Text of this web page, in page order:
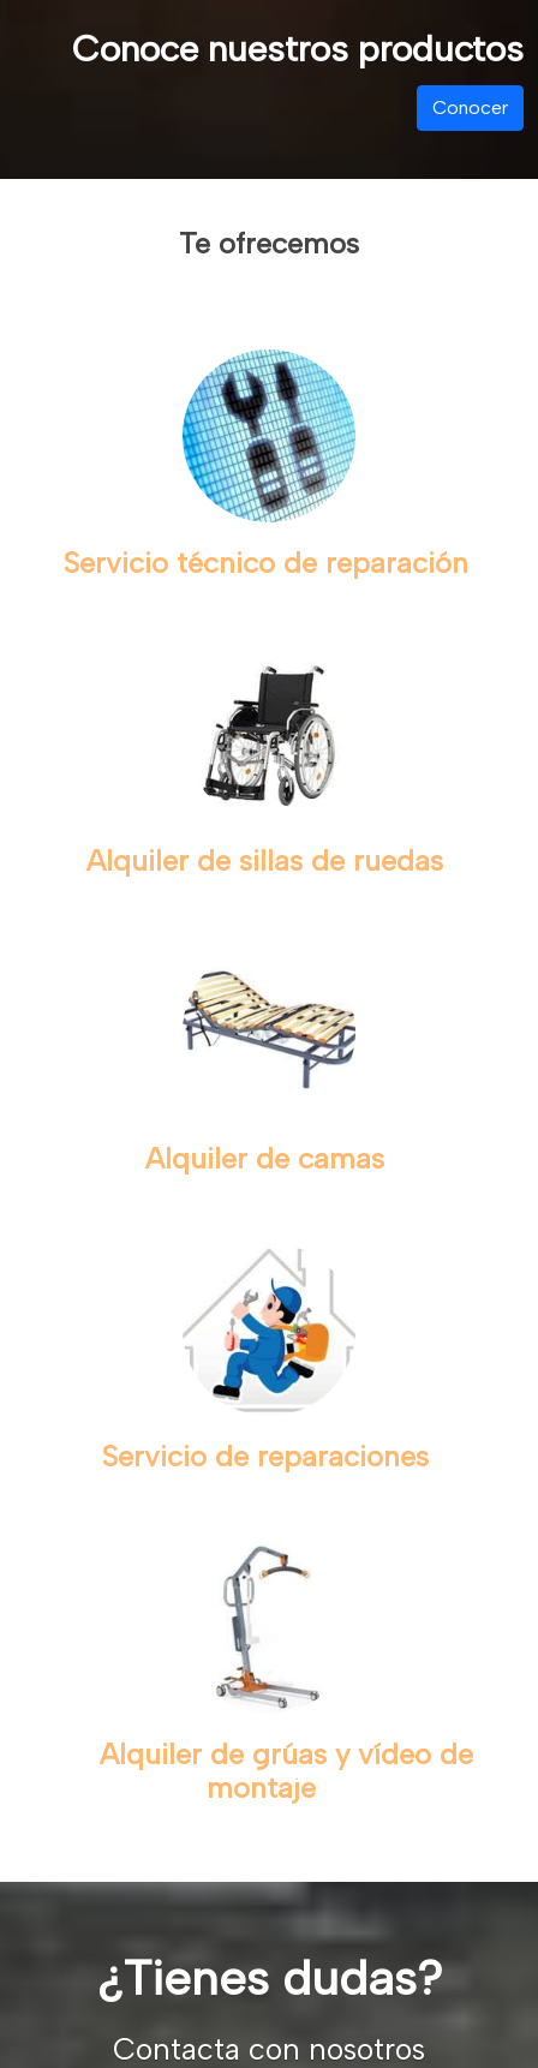
Conoce nuestros productos
Conocer
Te ofrecemos
Servicio técnico de reparación
Alquiler de sillas de ruedas
Alquiler de camas
Servicio de reparaciones
Alquiler de grúas y vídeo de
montaje
¿Tienes dudas?
Contacta con nosotros